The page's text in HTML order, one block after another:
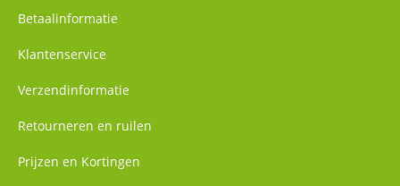
Betaalinformatie
Klantenservice
Verzendinformatie
Retourneren en ruilen
Prijzen en Kortingen